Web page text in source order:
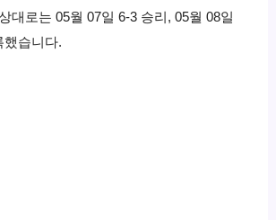
대로는 05월 07일 6-3 승리, 05월 08일
했습니다.